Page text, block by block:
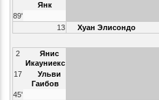
Янк
89'
13
Хуан Элисондо
2
Янис
Икауниекс
17
Ульви
Гаибов
45'